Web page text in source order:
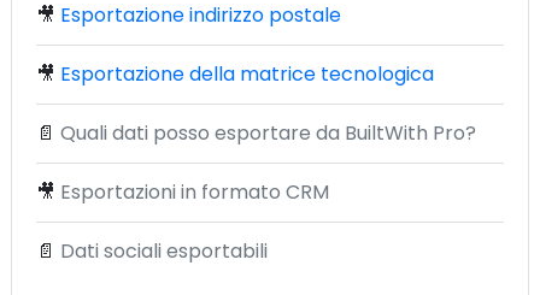
🎥 Esportazione indirizzo postale
🎥 Esportazione della matrice tecnologica
📄 Quali dati posso esportare da BuiltWith Pro?
🎥 Esportazioni in formato CRM
📄 Dati sociali esportabili